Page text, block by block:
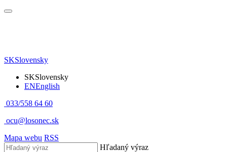
SKSlovensky
SKSlovensky
ENEnglish
033/558 64 60
ocu@losonec.sk
Mapa webu RSS
Hľadaný výraz